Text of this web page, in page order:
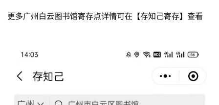
更多广州白云图书馆寄存点详情可在【存知己寄存】查看